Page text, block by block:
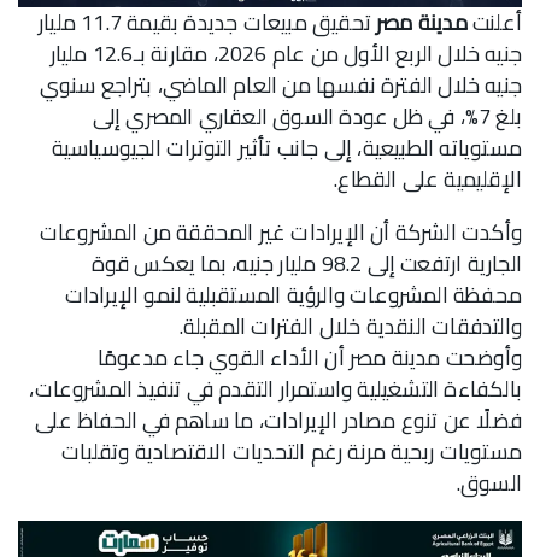
أعلنتمدينة مصر تحقيق مبيعات جديدة بقيمة 11.7 مليار
جنيه خلال الربع الأول من عام 2026، مقارنة بـ12.6 مليار
جنيه خلال الفترة نفسها من العام الماضي، بتراجع سنوي
بلغ 7%، في ظل عودة السوق العقاري المصري إلى
مستوياته الطبيعية، إلى جانب تأثير التوترات الجيوسياسية
الإقليمية على القطاع.
وأكدت الشركة أن الإيرادات غير المحققة من المشروعات
الجارية ارتفعت إلى 98.2 مليار جنيه، بما يعكس قوة
محفظة المشروعات والرؤية المستقبلية لنمو الإيرادات
والتدفقات النقدية خلال الفترات المقبلة.
وأوضحت مدينة مصر أن الأداء القوي جاء مدعومًا
بالكفاءة التشغيلية واستمرار التقدم في تنفيذ المشروعات،
فضلًا عن تنوع مصادر الإيرادات، ما ساهم في الحفاظ على
مستويات ربحية مرنة رغم التحديات الاقتصادية وتقلبات
السوق.